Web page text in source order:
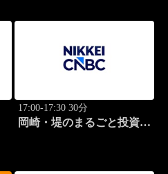
17:00-17:30 30分
岡崎・堤のまるごと投資道